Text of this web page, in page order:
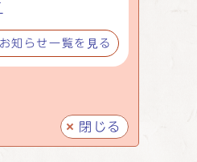
知らせ一覧を見る
閉じる